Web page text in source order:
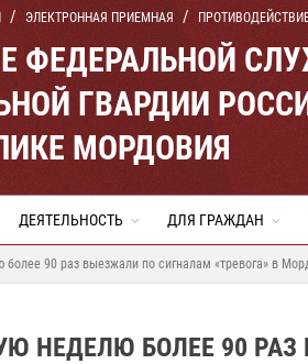
ЭЛЕКТРОННАЯ ПРИЕМНАЯ
ФЕДЕРАЛЬНОЙ
ГВАРДИИ
МОРДОВИЯ
ДЕЯТЕЛЬНОСТЬ ДЛЯ ГРАЖДАН
90 раз выезжали по сигналам «тревога» в
НЕДЕЛЮ БОЛЕЕ 90